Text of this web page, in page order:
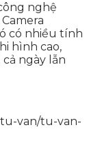
nghệ
có nhiều tính
hình cao,
ngày lẫn
van/tu-van-